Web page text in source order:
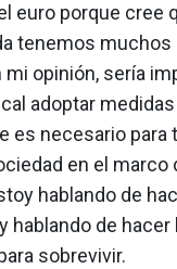
euro porque cree
tenemos
mi opinión, sería
adoptar
es necesario para
en el marco
hablando de
hablando de
sobrevivir.